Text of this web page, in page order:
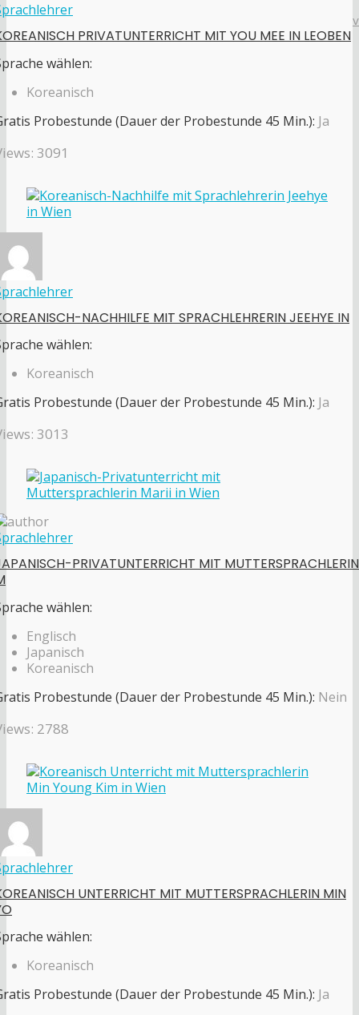
PRIVATUNTERRICHT MIT YOU MEE IN LEOBEN
wählen:
Koreanisch
Probestunde (Dauer der Probestunde 45 Min.): Ja
3091
NACHHILFE MIT SPRACHLEHRERIN JEEHYE IN
wählen:
Koreanisch
Probestunde (Dauer der Probestunde 45 Min.): Ja
3013
PRIVATUNTERRICHT MIT MUTTERSPRACHLERIN
wählen:
Englisch
Japanisch
Koreanisch
Probestunde (Dauer der Probestunde 45 Min.): Nein
2788
UNTERRICHT MIT MUTTERSPRACHLERIN MIN
wählen:
Koreanisch
Probestunde (Dauer der Probestunde 45 Min.): Ja